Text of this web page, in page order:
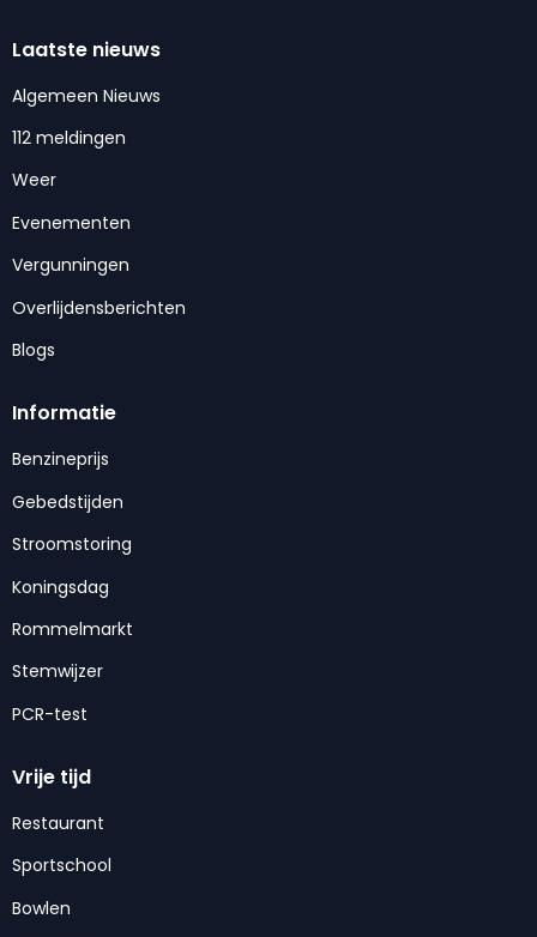
Laatste nieuws
Algemeen Nieuws
112 meldingen
Weer
Evenementen
Vergunningen
Overlijdensberichten
Blogs
Informatie
Benzineprijs
Gebedstijden
Stroomstoring
Koningsdag
Rommelmarkt
Stemwijzer
PCR-test
Vrije tijd
Restaurant
Sportschool
Bowlen